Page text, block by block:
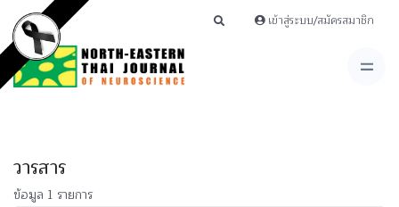
เข้าสู่ระบบ/สมัครสมาชิก
วารสาร
ข้อมูล 1 รายการ